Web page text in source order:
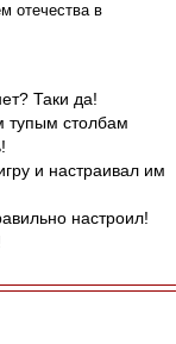
отечества в
Таки да!
тупым столбам
и настраивал им
настроил!